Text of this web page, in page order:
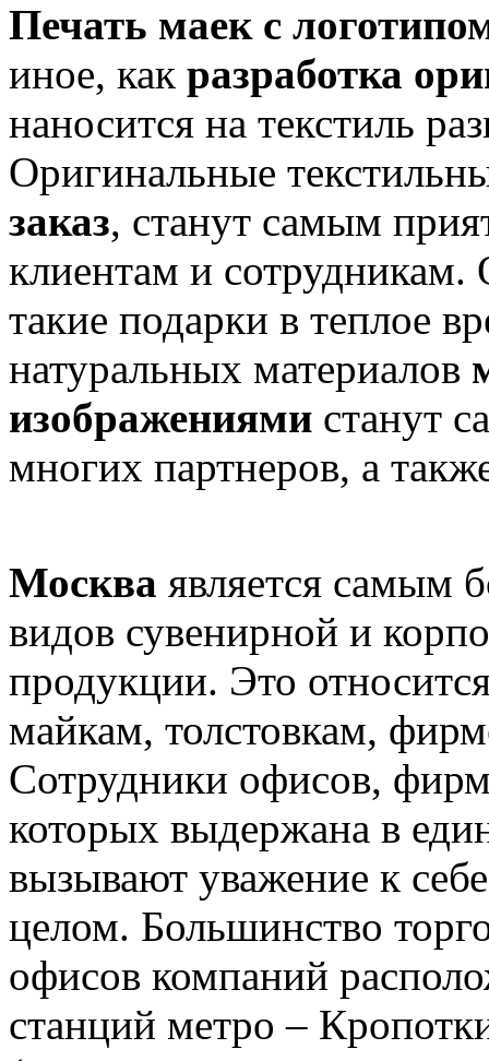
Печать маек с
иное, как разработка
наносится на текстиль
Оригинальные
заказ, станут самым
клиентам и
такие подарки в теплое
натуральных материалов
изображениями станут
многих партнеров, а
Москва является самым
видов сувенирной и
продукции. Это
майкам, толстовкам,
Сотрудники офисов,
которых выдержана в
вызывают уважение к
целом. Большинство
офисов компаний
станций метро –